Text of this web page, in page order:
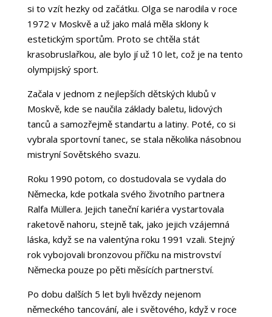
si to vzít hezky od začátku. Olga se narodila v roce
1972 v Moskvě a už jako malá měla sklony k
estetickým sportům. Proto se chtěla stát
krasobruslařkou, ale bylo jí už 10 let, což je na tento
olympijský sport.
Začala v jednom z nejlepších dětských klubů v
Moskvě, kde se naučila základy baletu, lidových
tanců a samozřejmě standartu a latiny. Poté, co si
vybrala sportovní tanec, se stala několika násobnou
mistryní Sovětského svazu.
Roku 1990 potom, co dostudovala se vydala do
Německa, kde potkala svého životního partnera
Ralfa Müllera. Jejich taneční kariéra vystartovala
raketově nahoru, stejně tak, jako jejich vzájemná
láska, když se na valentýna roku 1991 vzali. Stejný
rok vybojovali bronzovou příčku na mistrovství
Německa pouze po pěti měsících partnerství.
Po dobu dalších 5 let byli hvězdy nejenom
německého tancování, ale i světového, když v roce